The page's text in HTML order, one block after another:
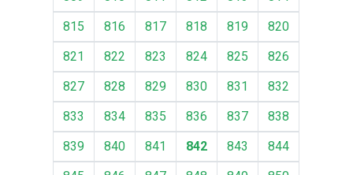
815
816 817 818 819
820
821
822 823 824 825
826
827
828 829 830 831
832
833
834 835 836 837
838
839
840 841 842 843
844